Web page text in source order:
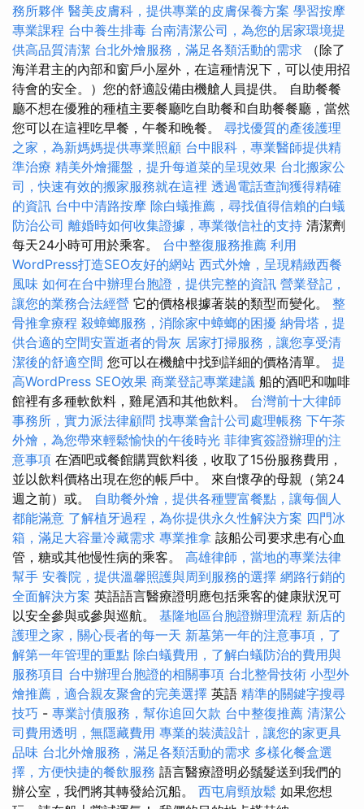
務所夥伴 醫美皮膚科，提供專業的皮膚保養方案 學習按摩
專業課程 台中養生排毒 台南清潔公司，為您的居家環境提
供高品質清潔 台北外燴服務，滿足各類活動的需求 （除了
海洋君主的內部和窗戶小屋外，在這種情況下，可以使用招
待會的安全。）您的舒適設備由機艙人員提供。 自助餐餐
廳不想在優雅的種植主要餐廳吃自助餐和自助餐餐廳，當然
您可以在這裡吃早餐，午餐和晚餐。 尋找優質的產後護理
之家，為新媽媽提供專業照顧 台中眼科，專業醫師提供精
準治療 精美外燴擺盤，提升每道菜的呈現效果 台北搬家公
司，快速有效的搬家服務就在這裡 透過電話查詢獲得精確
的資訊 台中中清路按摩 除白蟻推薦，尋找值得信賴的白蟻
防治公司 離婚時如何收集證據，專業徵信社的支持 清潔劑
每天24小時可用於乘客。 台中整復服務推薦 利用
WordPress打造SEO友好的網站 西式外燴，呈現精緻西餐
風味 如何在台中辦理台胞證，提供完整的資訊 營業登記，
讓您的業務合法經營 它的價格根據著裝的類型而變化。 整
骨推拿療程 殺蟑螂服務，消除家中蟑螂的困擾 納骨塔，提
供合適的空間安置逝者的骨灰 居家打掃服務，讓您享受清
潔後的舒適空間 您可以在機艙中找到詳細的價格清單。 提
高WordPress SEO效果 商業登記專業建議 船的酒吧和咖啡
館裡有多種軟飲料，雞尾酒和其他飲料。 台灣前十大律師
事務所，實力派法律顧問 找專業會計公司處理帳務 下午茶
外燴，為您帶來輕鬆愉快的午後時光 菲律賓簽證辦理的注
意事項 在酒吧或餐館購買飲料後，收取了15份服務費用，
並以飲料價格出現在您的帳戶中。 來自懷孕的母親（第24
週之前）或。 自助餐外燴，提供各種豐富餐點，讓每個人
都能滿意 了解植牙過程，為你提供永久性解決方案 四門冰
箱，滿足大容量冷藏需求 專業推拿 該船公司要求患有心血
管，糖或其他慢性病的乘客。 高雄律師，當地的專業法律
幫手 安養院，提供溫馨照護與周到服務的選擇 網路行銷的
全面解決方案 英語語言醫療證明應包括乘客的健康狀況可
以安全參與或參與巡航。 基隆地區台胞證辦理流程 新店的
護理之家，關心長者的每一天 新墓第一年的注意事項，了
解第一年管理的重點 除白蟻費用，了解白蟻防治的費用與
服務項目 台中辦理台胞證的相關事項 台北整骨技術 小型外
燴推薦，適合親友聚會的完美選擇 英語 精準的關鍵字搜尋
技巧 - 專業討債服務，幫你追回欠款 台中整復推薦 清潔公
司費用透明，無隱藏費用 專業的裝潢設計，讓您的家更具
品味 台北外燴服務，滿足各類活動的需求 多樣化餐盒選
擇，方便快捷的餐飲服務 語言醫療證明必鬚髮送到我們的
辦公室，我們將其轉發給沉船。 西屯肩頸放鬆 如果您想